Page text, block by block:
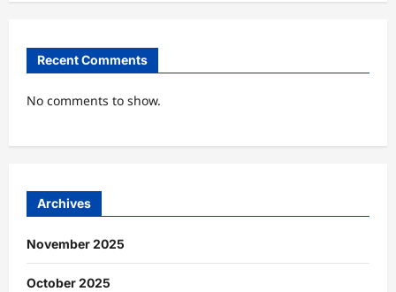
Recent Comments
No comments to show.
Archives
November 2025
October 2025